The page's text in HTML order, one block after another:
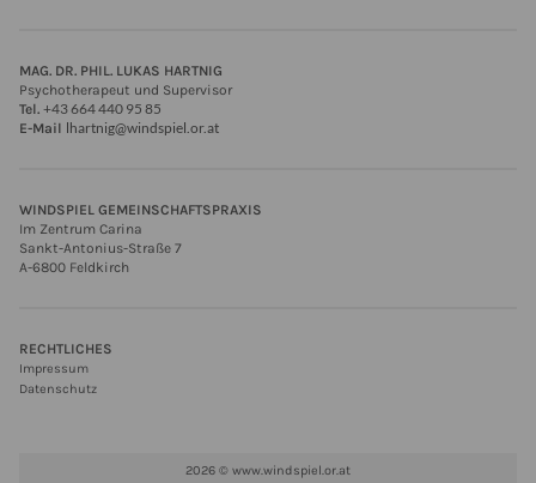
MAG. DR. PHIL. LUKAS HARTNIG
Psychotherapeut und Supervisor
Tel. +43 664 440 95 85
E-Mail lhartnig@windspiel.or.at
WINDSPIEL GEMEINSCHAFTSPRAXIS
Im Zentrum Carina
Sankt-Antonius-Straße 7
A-6800 Feldkirch
RECHTLICHES
Impressum
Datenschutz
2026 © www.windspiel.or.at